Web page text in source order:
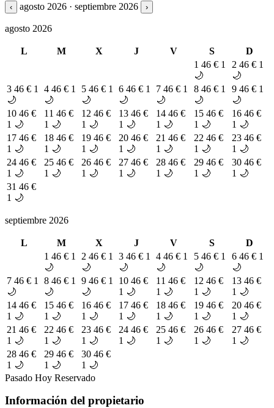
‹ agosto 2026 · septiembre 2026 ›
agosto 2026
L M X J V S
D
1 46 € 1
🌙
2 46 € 1
🌙
3 46 € 1
🌙
4 46 € 1
🌙
5 46 € 1
🌙
6 46 € 1
🌙
7 46 € 1
🌙
8 46 € 1
🌙
9 46 € 1
🌙
10 46 €
1 🌙
11 46 €
1 🌙
12 46 €
1 🌙
13 46 €
1 🌙
14 46 €
1 🌙
15 46 €
1 🌙
16 46 €
1 🌙
17 46 €
1 🌙
18 46 €
1 🌙
19 46 €
1 🌙
20 46 €
1 🌙
21 46 €
1 🌙
22 46 €
1 🌙
23 46 €
1 🌙
24 46 €
1 🌙
25 46 €
1 🌙
26 46 €
1 🌙
27 46 €
1 🌙
28 46 €
1 🌙
29 46 €
1 🌙
30 46 €
1 🌙
31 46 €
1 🌙
septiembre 2026
L M X J V S
D
1 46 € 1
🌙
2 46 € 1
🌙
3 46 € 1
🌙
4 46 € 1
🌙
5 46 € 1
🌙
6 46 € 1
🌙
7 46 € 1
🌙
8 46 € 1
🌙
9 46 € 1
🌙
10 46 €
1 🌙
11 46 €
1 🌙
12 46 €
1 🌙
13 46 €
1 🌙
14 46 €
1 🌙
15 46 €
1 🌙
16 46 €
1 🌙
17 46 €
1 🌙
18 46 €
1 🌙
19 46 €
1 🌙
20 46 €
1 🌙
21 46 €
1 🌙
22 46 €
1 🌙
23 46 €
1 🌙
24 46 €
1 🌙
25 46 €
1 🌙
26 46 €
1 🌙
27 46 €
1 🌙
28 46 €
1 🌙
29 46 €
1 🌙
30 46 €
1 🌙
Pasado Hoy Reservado
Información del propietario